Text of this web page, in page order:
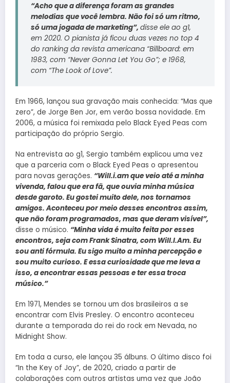
“Acho que a diferença foram as grandes
melodias que você lembra. Não foi só um ritmo,
só uma jogada de marketing”, disse ele ao g1,
em 2020. O pianista já ficou duas vezes no top 4
do ranking da revista americana “Billboard: em
1983, com “Never Gonna Let You Go”; e 1968,
com “The Look of Love”.
Em 1966, lançou sua gravação mais conhecida: “Mas que
zero”, de Jorge Ben Jor, em verão bossa novidade. Em
2006, a música foi remixada pelo Black Eyed Peas com
participação do próprio Sergio.
Na entrevista ao g1, Sergio também explicou uma vez
que a parceria com o Black Eyed Peas o apresentou
para novas gerações. “Will.i.am que veio até a minha
vivenda, falou que era fã, que ouvia minha música
desde garoto. Eu gostei muito dele, nos tornamos
amigos. Aconteceu por meio desses encontros assim,
que não foram programados, mas que deram visível”,
disse o músico. “Minha vida é muito feita por esses
encontros, seja com Frank Sinatra, com Will.I.Am. Eu
sou anti fórmula. Eu sigo muito a minha percepção e
sou muito curioso. E essa curiosidade que me leva a
isso, a encontrar essas pessoas e ter essa troca
músico.”
Em 1971, Mendes se tornou um dos brasileiros a se
encontrar com Elvis Presley. O encontro aconteceu
durante a temporada do rei do rock em Nevada, no
Midnight Show.
Em toda a curso, ele lançou 35 álbuns. O último disco foi
“In the Key of Joy”, de 2020, criado a partir de
colaborações com outros artistas uma vez que João